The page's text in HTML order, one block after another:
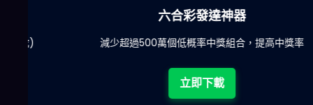
六合彩發達神器
減少超過500萬個低概率中獎組合，提高中獎率
立即下載